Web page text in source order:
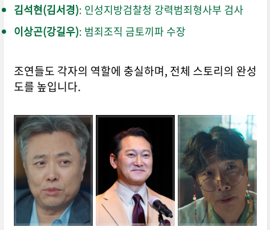
김석현(김서경): 인성지방검찰청 강력범죄형사부 검사
이상곤(강길우): 범죄조직 금토끼파 수장
조연들도 각자의 역할에 충실하며, 전체 스토리의 완성
도를 높입니다.